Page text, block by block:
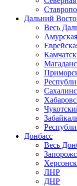
Дальний
Весь
Донбасс
Весь
ЛНР
ДНР